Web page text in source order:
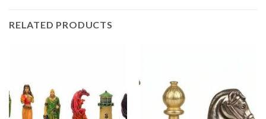
RELATED PRODUCTS